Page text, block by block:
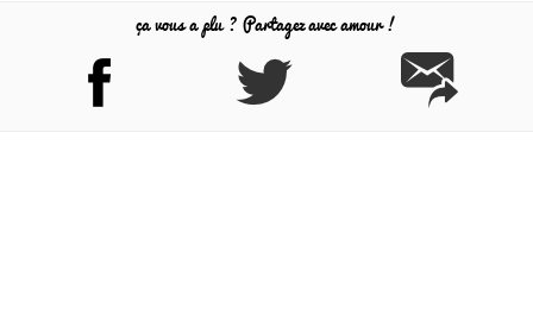
ça vous a plu ? Partagez avec amour !